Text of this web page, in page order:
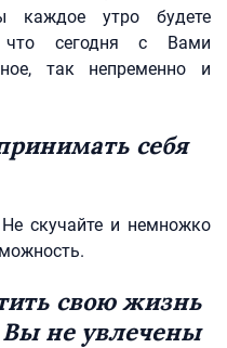
каждое утро будете
сегодня с Вами
так непременно и
себя
скучайте и немножко
свою жизнь
Вы не увлечены